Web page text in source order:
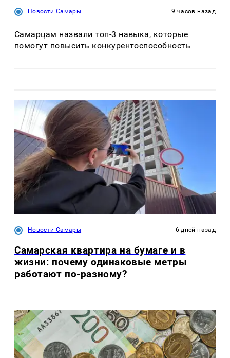
Новости Самары 9 часов назад
Самарцам назвали топ-3 навыка, которые
помогут повысить конкурентоспособность
Новости Самары 6 дней назад
Самарская квартира на бумаге и в
жизни: почему одинаковые метры
работают по-разному?